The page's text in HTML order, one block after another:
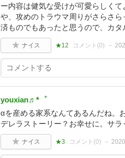
ー内容は健気な受けが可愛らしく
や、攻めのトラウマ周りがさらさ
済ものでもあったと思うので、カタ
ナイス ★12 コメント(0)
youxian♬*゜
‪α‬を産める家系なんてあるんだね。
デレラストーリー？お幸せに。サラ
ナイス ★3 コメント(0)